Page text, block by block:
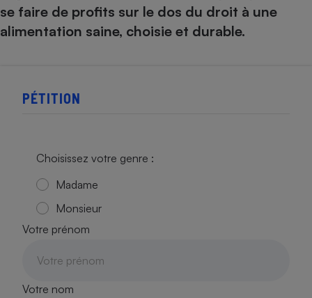
se faire de profits sur le dos du droit à une
alimentation saine, choisie et durable.
PÉTITION
Choisissez votre genre :
Madame
Monsieur
Votre prénom
Votre nom